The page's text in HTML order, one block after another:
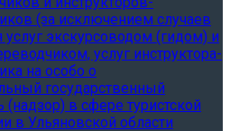
(за исключением случаев
услуг экскурсоводом (гидом) и
услуг инструктора-
на особо о
государственный
(надзор) в сфере туристской
в Ульяновской области